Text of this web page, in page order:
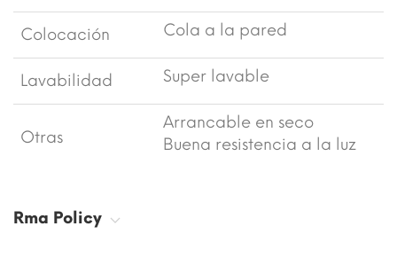
Colocación Cola a la pared
Lavabilidad Super lavable
Otras
Arrancable en seco
Buena resistencia a la luz
Rma Policy